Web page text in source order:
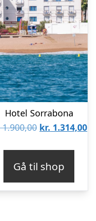
Hotel Sorrabona
1.900,00 Den
var:
kr. 1.900,00.
kr. 1.314,00
Gå til shop